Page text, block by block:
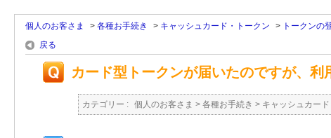
個人のお客さま > 各種お手続き > キャッシュカード・トークン > トークンの
戻る
カード型トークンが届いたのですが、利
カテゴリー : 個人のお客さま > 各種お手続き > キャッシュカー